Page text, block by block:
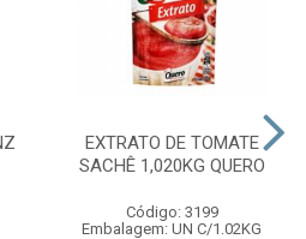
EXTRATO DE TOMATE
SACHÊ 1,020KG QUERO
Código: 3199
Embalagem: UN C/1.02KG